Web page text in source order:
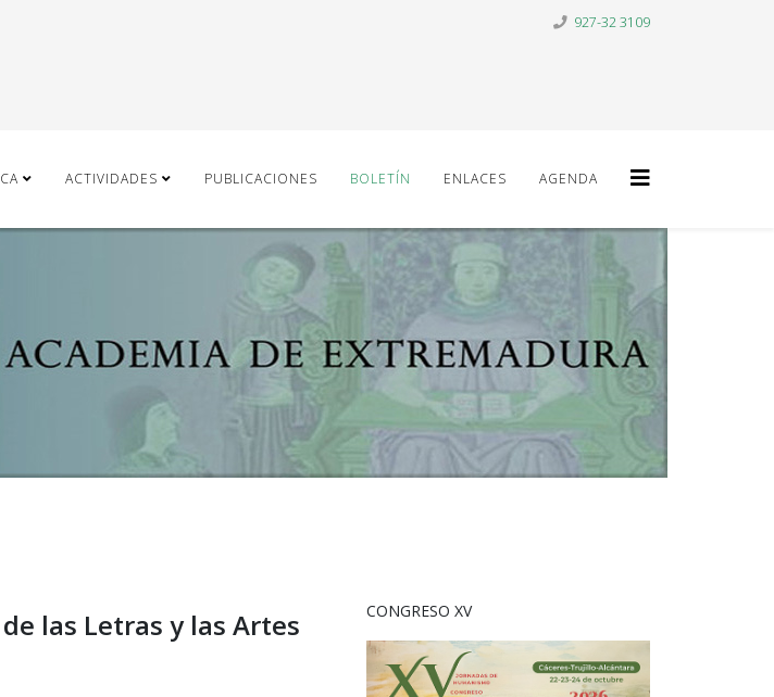
927-32 3109
ACTIVIDADES PUBLICACIONES BOLETÍN ENLACES AGENDA
las Letras y las Artes CONGRESO XV